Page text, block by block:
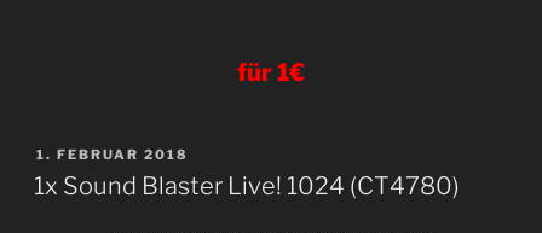
für 1€
VERÖFFENTLICHT
AM
1. FEBRUAR 2018
1x Sound Blaster Live! 1024 (CT4780)